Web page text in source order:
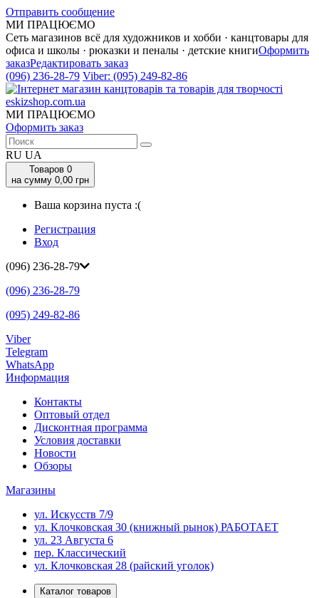
Отправить сообщение
МИ ПРАЦЮЄМО
Сеть магазинов всё для художников и хобби · канцтовары для
офиса и школы · рюказки и пеналы · детские книгиОформить
заказРедактировать заказ
(096) 236-28-79 Viber: (095) 249-82-86
МИ ПРАЦЮЄМО
Оформить заказ
RU UA
Товаров 0
на сумму 0,00 грн
Ваша корзина пуста :(
Регистрация
Вход
(096) 236-28-79
(096) 236-28-79
(095) 249-82-86
Viber
Telegram
WhatsApp
Информация
Контакты
Оптовый отдел
Дисконтная программа
Условия доставки
Новости
Обзоры
Магазины
ул. Искусств 7/9
ул. Клочковская 30 (книжный рынок) РАБОТАЕТ
ул. 23 Августа 6
пер. Классический
ул. Клочковская 28 (райский уголок)
Каталог товаров